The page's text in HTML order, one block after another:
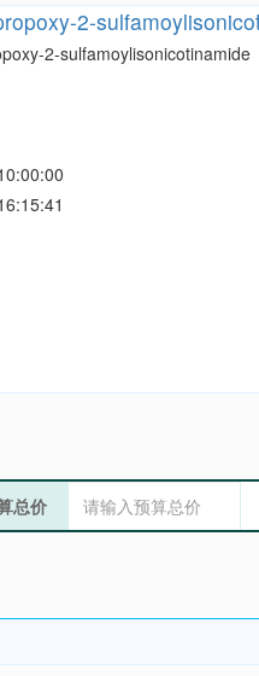
2-
2-sulfamoylisonicotinamide
总价